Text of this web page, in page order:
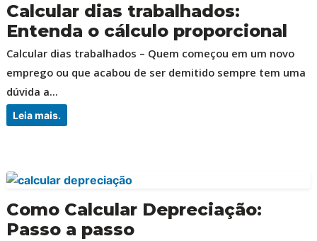
Calcular dias trabalhados:
Entenda o cálculo proporcional
Calcular dias trabalhados – Quem começou em um novo
emprego ou que acabou de ser demitido sempre tem uma
dúvida a...
Leia mais.
Como Calcular Depreciação:
Passo a passo